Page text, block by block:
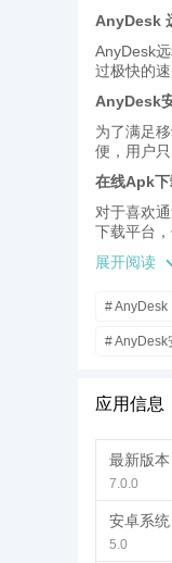
AnyDesk
AnyDesk
过极快的
AnyDesk
为了满足
便，用户
在线Apk
对于喜欢
下载平台
高效远程
远程协作
多平台兼
程桌面控
在远程桌
商务文件
即时文件
AnyDesk
中传输文
展开阅读
# AnyDesk
# AnyDesk
应用信息
最新版本
7.0.0
安卓系统
5.0